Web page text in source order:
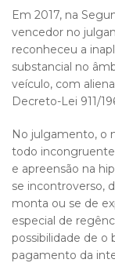
Em 2017, na
vencedor no
reconheceu a
substancial no
veículo, com
Decreto-Lei 911/
No julgamento, o
todo incongruente
e apreensão na
se incontroverso,
monta ou se de
especial de
possibilidade de
pagamento da